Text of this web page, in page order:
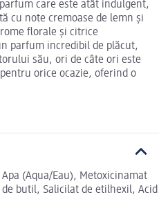
care este atât indulgent,
cu note cremoase de lemn și
florale și citrice
parfum incredibil de plăcut,
său, ori de câte ori este
orice ocazie, oferind o
(Aqua/Eau), Metoxicinamat
butil, Salicilat de etilhexil, Acid